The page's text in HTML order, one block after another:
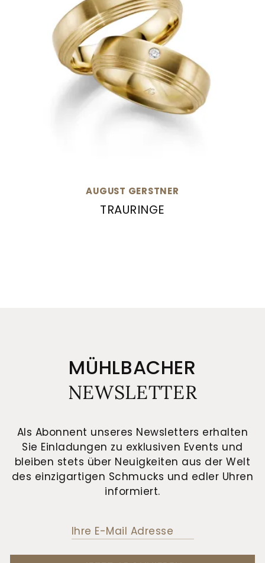
AUGUST GERSTNER
TRAURINGE
MÜHLBACHER
NEWSLETTER
Als Abonnent unseres Newsletters erhalten
Sie Einladungen zu exklusiven Events und
bleiben stets über Neuigkeiten aus der Welt
des einzigartigen Schmucks und edler Uhren
informiert.